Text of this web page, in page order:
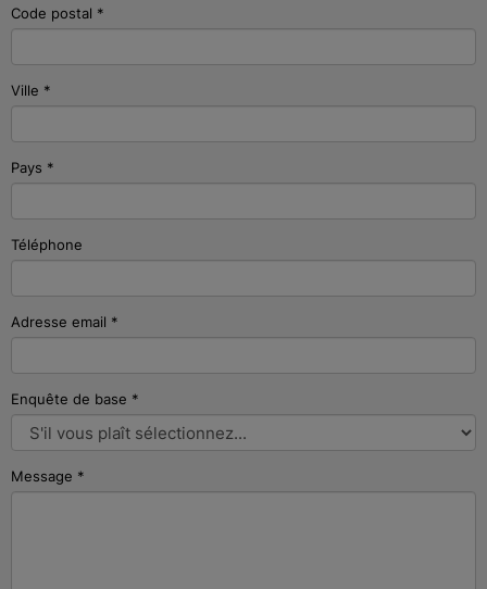
Code postal *
Ville *
Pays *
Téléphone
Adresse email *
Enquête de base *
Message *